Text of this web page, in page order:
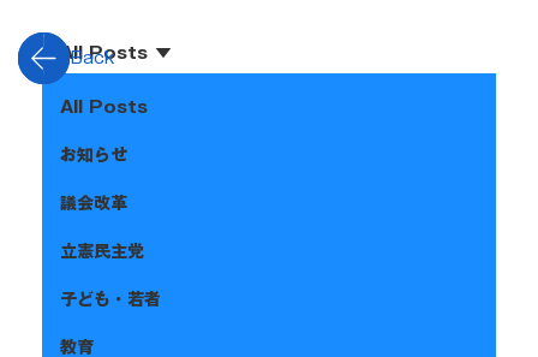
All Posts
お知らせ
議会改革
立憲民主党
子ども・若者
教育
All Posts
Back